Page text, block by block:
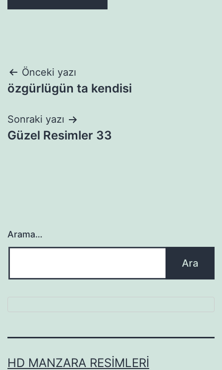
Yazı
gezinmesi
Önceki yazı
özgürlügün ta kendisi
Sonraki yazı
Güzel Resimler 33
Arama…
HD MANZARA RESIMLERI